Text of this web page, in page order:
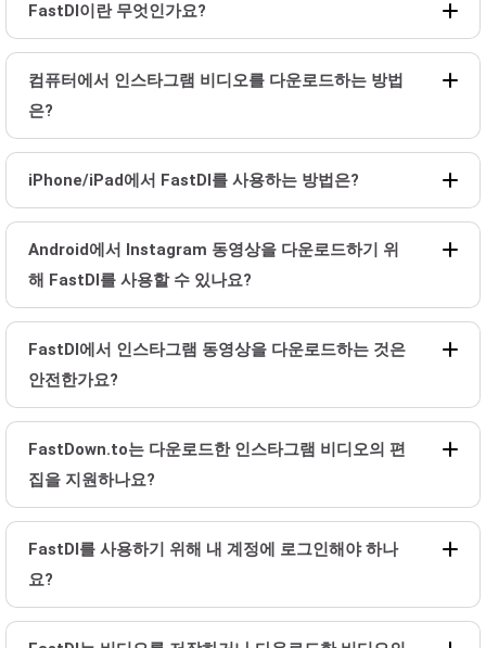
FastDl이란 무엇인가요?
컴퓨터에서 인스타그램 비디오를 다운로드하는 방법
은?
iPhone/iPad에서 FastDl를 사용하는 방법은?
Android에서 Instagram 동영상을 다운로드하기 위
해 FastDl를 사용할 수 있나요?
FastDl에서 인스타그램 동영상을 다운로드하는 것은
안전한가요?
FastDown.to는 다운로드한 인스타그램 비디오의 편
집을 지원하나요?
FastDl를 사용하기 위해 내 계정에 로그인해야 하나
요?